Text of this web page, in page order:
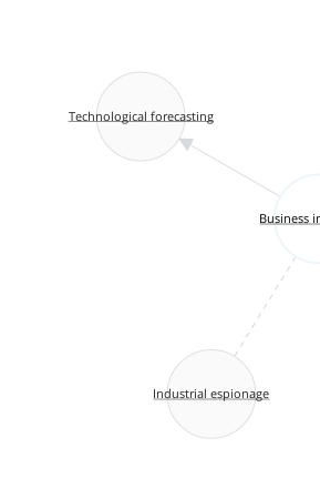
Business
Industrial espionage
Technological forecasting